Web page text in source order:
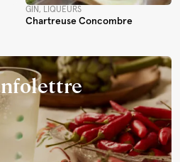
GIN, LIQUEURS
Chartreuse Concombre